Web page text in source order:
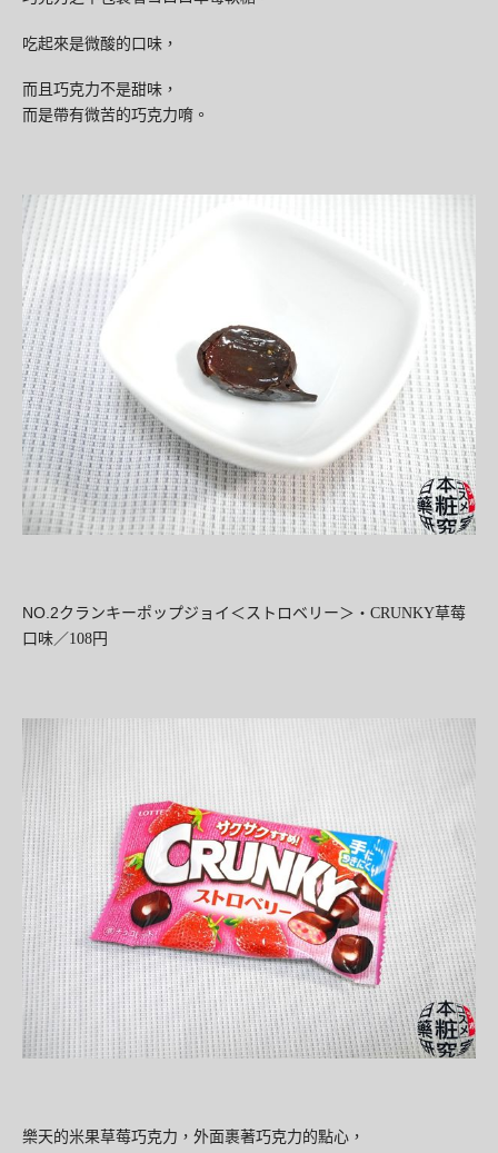
吃起來是微酸的口味，
而且巧克力不是甜味，
而是帶有微苦的巧克力唷。
NO.2クランキーポップジョイ＜ストロベリー＞ ・ CRUNKY草莓
口味／108円
樂天的米果草莓巧克力，外面裹著巧克力的點心，